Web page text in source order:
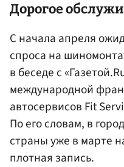
Дорогое
С начала апреля
спроса на
в беседе с
международной
автосервисов Fit
По его словам, в
страны уже в марте
плотная запись.